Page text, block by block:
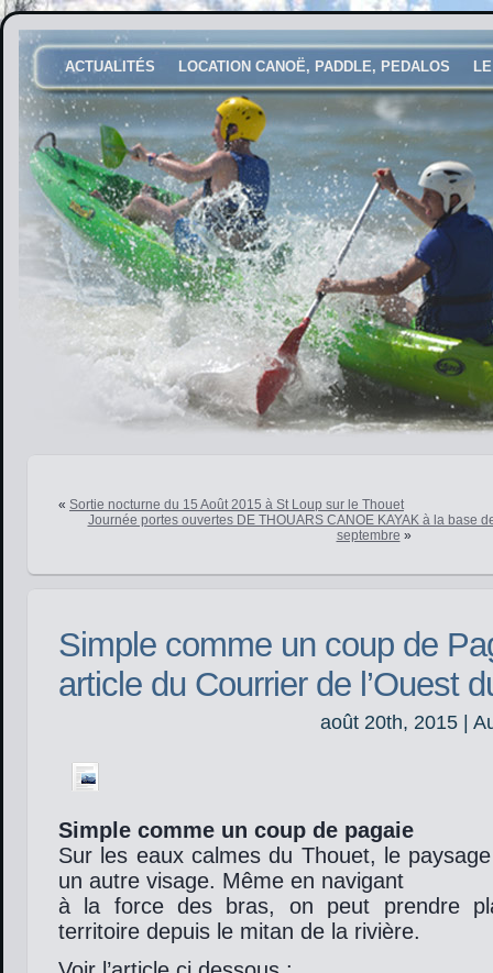
ACTUALITÉS LOCATION CANOË, PADDLE, PEDALOS
« Sortie nocturne du 15 Août 2015 à St Loup sur le Thouet
Journée portes ouvertes DE THOUARS CANOE KAYAK à la base
septembre »
Simple comme un coup de
article du Courrier de l’Ouest
août 20th, 2015 |
Simple comme un coup de pagaie
Sur les eaux calmes du Thouet, le
un autre visage. Même en navigant
à la force des bras, on peut prendre
territoire depuis le mitan de la rivière.